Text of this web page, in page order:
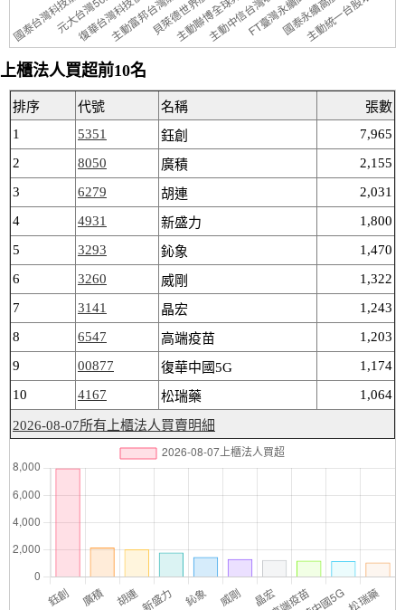
上櫃法人買超前10名
排序 代號 名稱
張數
1
5351 鈺創
7,965
2
8050 廣積
2,155
3
6279 胡連
2,031
4
4931 新盛力
1,800
5
3293 鈊象
1,470
6
3260 威剛
1,322
7
3141 晶宏
1,243
8
6547 高端疫苗
1,203
9
00877 復華中國5G
1,174
10
4167 松瑞藥 1,064
2026-08-07所有上櫃法人買賣明細